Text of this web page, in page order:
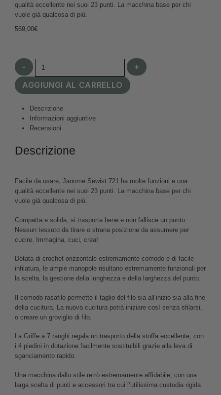
qualità eccellente nei suoi 23 punti. La macchina base per chi
vuole già qualcosa di più.
569,00€
-
+
AGGIUNGI AL CARRELLO
Descrizione
Informazioni aggiuntive
Recensioni
Descrizione
Facile da usare, Janome Sewist 721 ha molte funzioni e una
qualità eccellente nei suoi 23 punti. La macchina base per chi
vuole già qualcosa di più.
Compatta e solida, si trasporta bene e non fallisce un punto.
Nessun tessuto da tirare o strana posizione da assumere per
cucire. Immagina, cuci, crea!
Dotata di crochet orizzontale estremamente comodo e di facile
infilatura, le ampie manopole risultano estremamente funzionali per
la scelta, la gestione della lunghezza e della larghezza del punto.
Il comodo rasafilo permette il taglio del filo sia all’inizio sia alla fine
della cucitura. La nuova cucitura potrà iniziare così senza sfilarsi,
o creare un groviglio di filo.
La Griffe a 7 ranghi regala un trasporto della stoffa eccellente, con
i 4 piedini in dotazione facilmente sostituibili grazie alla leva di
sganciamento rapido.
Una macchina dallo stile retrò estremamente affidabile, con una
larga scelta di punti e accessori tra cui l’utilissima custodia rigida.